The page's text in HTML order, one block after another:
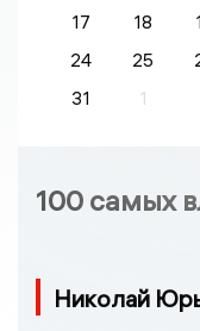
17 18
24
25
31
1
100 самых
Николай